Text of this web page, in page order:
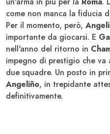
come non manca la fiducia
Per il momento, però,
importante da giocarsi. E
nell'anno del ritorno in
impegno di prestigio che
due squadre. Un posto in
Angeliño, in trepidante
definitivamente.